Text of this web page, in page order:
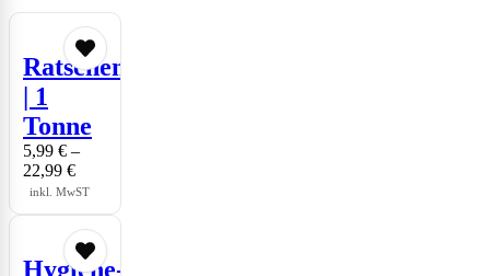
Ratschengurt
| 1
Tonne
5,99 € –
22,99 €
inkl. MwST
Hygiene-